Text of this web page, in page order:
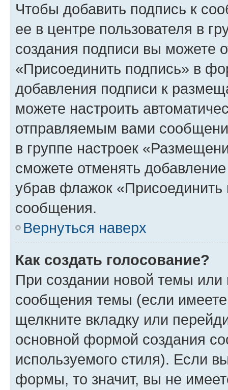
Чтобы добавить подпись к
ее в центре пользователя в
создания подписи вы можете
«Присоединить подпись» в
добавления подписи к
можете настроить
отправляемым вами
в группе настроек
сможете отменять
убрав флажок
сообщения.
Вернуться наверх
Как создать голосование?
При создании новой темы или
сообщения темы (если
щелкните вкладку или
основной формой создания
используемого стиля). Если
формы, то значит, вы не